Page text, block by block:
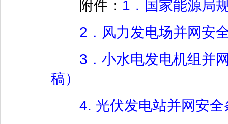
附件： 1．国家能源局
2．风力发电场并网安
3．小水电发电机组并
稿）
4. 光伏发电站并网安